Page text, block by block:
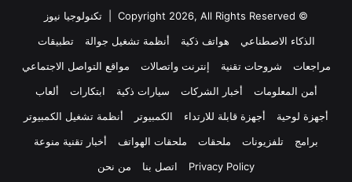
© Copyright 2026, All Rights Reserved |
تكنولوجيا نيوز
الذكاء الاصطناعي
هواتف ذكية أنظمة تشغيل جوالة
تطبيقات
مراجعات
شروحات تقنية إنترنت واتصالات
مواقع التواصل الاجتماعي
أمن المعلومات
أخبار الشركات سيارات ذكية ابتكارات
ألعاب
أجهزة لوحية
أجهزة قابلة للارتداء الكمبيوتر
أنظمة تشغيل الكمبيوتر
برامج
تلفزيونات ملحقات ملحقات الهواتف
أخبار تقنية منوعة
Privacy Policy
اتصل بنا من نحن